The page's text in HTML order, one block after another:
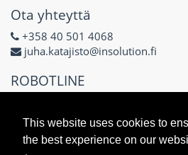
This website uses cookies to
the best experience on our
Ota yhteyttä
+358 40 501 4068
juha.katajisto@insolution.fi
ROBOTLINE
Näsilinnankatu 48 E
33200 Tampere